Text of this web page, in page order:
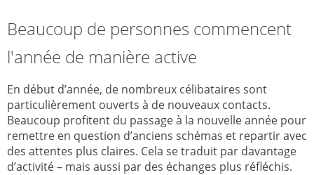
Beaucoup de personnes commencent
l'année de manière active
En début d’année, de nombreux célibataires sont
particulièrement ouverts à de nouveaux contacts.
Beaucoup profitent du passage à la nouvelle année pour
remettre en question d’anciens schémas et repartir avec
des attentes plus claires. Cela se traduit par davantage
d’activité – mais aussi par des échanges plus réfléchis.